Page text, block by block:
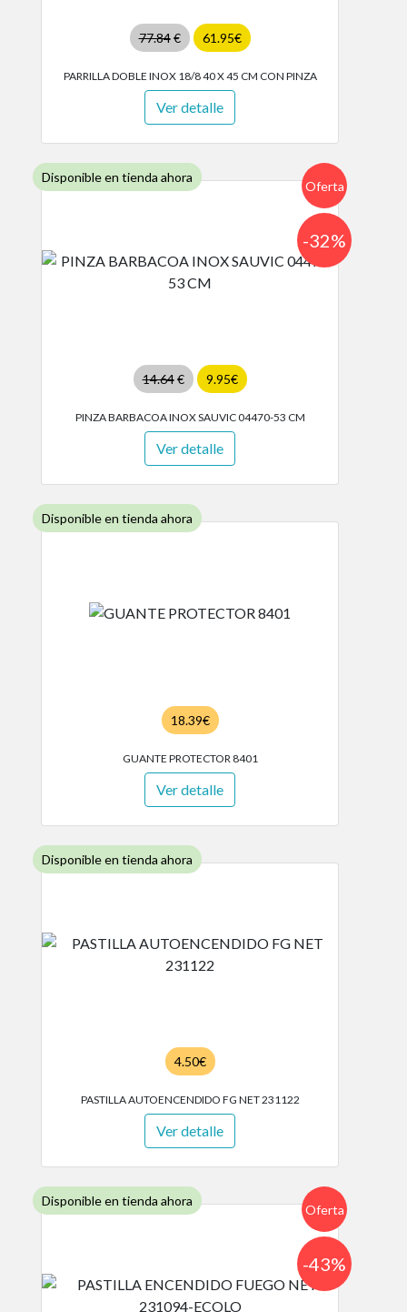
77.84€ 61.95€
PARRILLA DOBLE INOX 18/8 40 X 45 CM CON PINZA
Ver detalle
Disponible en tienda ahora
Oferta
14.64€ 9.95€
-32%
PINZA BARBACOA INOX SAUVIC 04470-53 CM
Ver detalle
Disponible en tienda ahora
18.39€
GUANTE PROTECTOR 8401
Ver detalle
Disponible en tienda ahora
4.50€
PASTILLA AUTOENCENDIDO FG NET 231122
Ver detalle
Disponible en tienda ahora
Oferta
-43%